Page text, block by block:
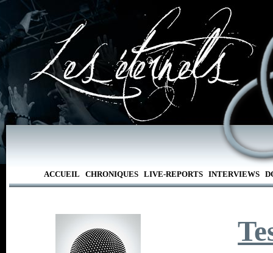
ACCUEIL CHRONIQUES LIVE-REPORTS INTERVIEWS